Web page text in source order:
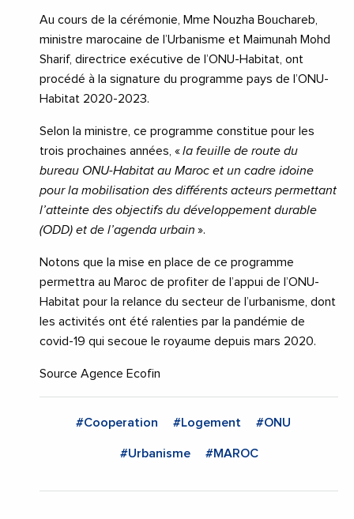
Au cours de la cérémonie, Mme Nouzha Bouchareb,
ministre marocaine de l’Urbanisme et Maimunah Mohd
Sharif, directrice exécutive de l’ONU-Habitat, ont
procédé à la signature du programme pays de l’ONU-
Habitat 2020-2023.
Selon la ministre, ce programme constitue pour les
trois prochaines années, «la feuille de route du
bureau ONU-Habitat au Maroc et un cadre idoine
pour la mobilisation des différents acteurs permettant
l’atteinte des objectifs du développement durable
(ODD) et de l’agenda urbain ».
Notons que la mise en place de ce programme
permettra au Maroc de profiter de l’appui de l’ONU-
Habitat pour la relance du secteur de l’urbanisme, dont
les activités ont été ralenties par la pandémie de
covid-19 qui secoue le royaume depuis mars 2020.
Source Agence Ecofin
#Cooperation #Logement #ONU
#Urbanisme #MAROC